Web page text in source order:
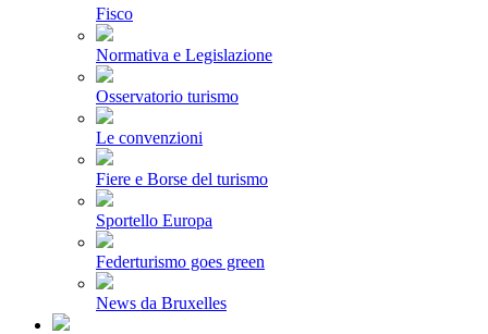
Fisco
Normativa e Legislazione
Osservatorio turismo
Le convenzioni
Fiere e Borse del turismo
Sportello Europa
Federturismo goes green
News da Bruxelles